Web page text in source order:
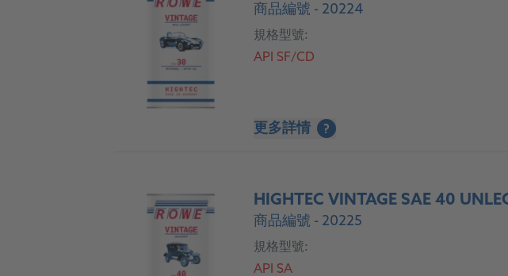
商品編號 - 20224
規格型號:
API SF/CD
更多詳情 ?
HIGHTEC VINTAGE SAE 40
商品編號 - 20225
規格型號:
API SA